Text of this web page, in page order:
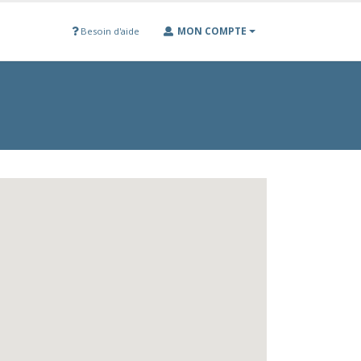
Besoin d'aide MON COMPTE